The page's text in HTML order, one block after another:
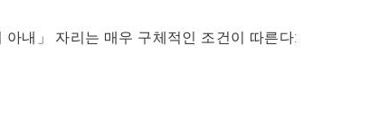
내」 자리는 매우 구체적인 조건이 따른다: